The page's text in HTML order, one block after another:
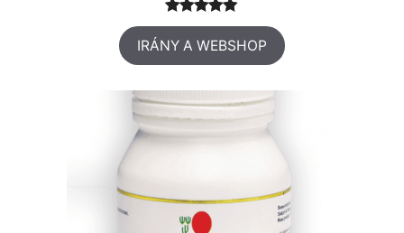
Értékelés
5.00az 5-
ből,
3
értékelés
alapján
IRÁNY A WEBSHOP